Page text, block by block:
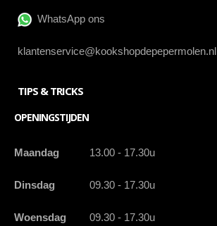
WhatsApp ons
klantenservice@kookshopdepepermolen.nl
TIPS & TRICKS
OPENINGSTIJDEN
Maandag 13.00 - 17.30u
Dinsdag 09.30 - 17.30u
Woensdag 09.30 - 17.30u